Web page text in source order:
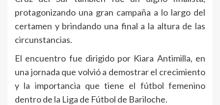
protagonizando una gran campaña a lo largo del
certamen y brindando una final a la altura de las
circunstancias.
El encuentro fue dirigido por Kiara Antimilla, en
una jornada que volvió a demostrar el crecimiento
y la importancia que tiene el fútbol femenino
dentro de la Liga de Fútbol de Bariloche.